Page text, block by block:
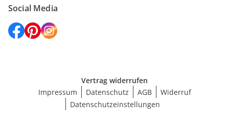
Social Media
Vertrag widerrufen
Impressum
Datenschutz AGB
Widerruf
Datenschutzeinstellungen